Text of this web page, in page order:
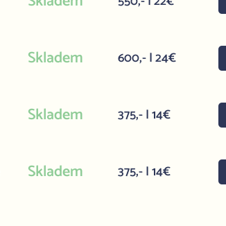
Skladem 600,- | 24€
Skladem 375,- | 14€
Skladem 375,- | 14€